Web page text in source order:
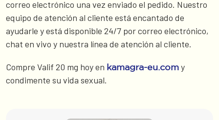
correo electrónico una vez enviado el pedido. Nuestro
equipo de atención al cliente está encantado de
ayudarle y está disponible 24/7 por correo electrónico,
chat en vivo y nuestra línea de atención al cliente.
Compre Valif 20 mg hoy en kamagra-eu.com y
condimente su vida sexual.